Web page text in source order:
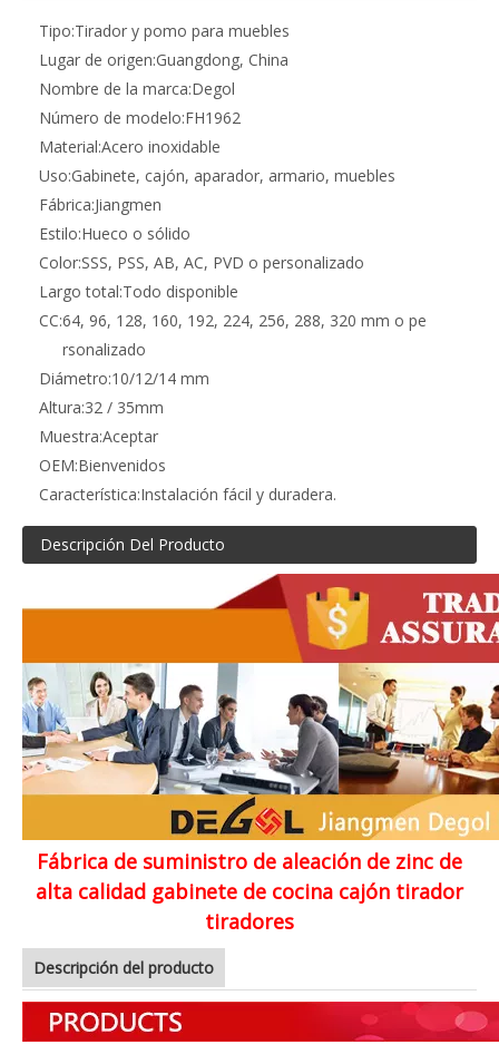
Tipo:Tirador y pomo para muebles
Lugar de origen:Guangdong, China
Nombre de la marca:Degol
Número de modelo:FH1962
Material:Acero inoxidable
Uso:Gabinete, cajón, aparador, armario, muebles
Fábrica:Jiangmen
Estilo:Hueco o sólido
Color:SSS, PSS, AB, AC, PVD o personalizado
Largo total:Todo disponible
CC:64, 96, 128, 160, 192, 224, 256, 288, 320 mm o pe
rsonalizado
Diámetro:10/12/14 mm
Altura:32 / 35mm
Muestra:Aceptar
OEM:Bienvenidos
Característica:Instalación fácil y duradera.
Descripción Del Producto
Fábrica de suministro de aleación de zinc de
alta calidad gabinete de cocina cajón tirador
tiradores
Descripción del producto